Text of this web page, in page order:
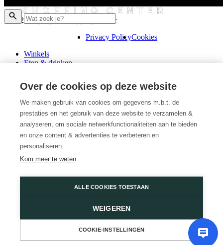
© 2026 Wijnegem Shopping Center
Privacy PolicyCookies
Winkels
Eten & drinken
Schenk een cadeaubon
Over ons
Wini’s
Plattegrond
Diensten
Promoties
Huur een winkel
Veelgestelde vragen
Wijnegem Shopping Center
Contacteer ons
Over de cookies op deze website
We maken gebruik van cookies om gegevens m.b.t. de
prestaties en het gebruik van deze website te verzamelen &
analyseren, om sociale netwerkfunctionaliteiten aan te bieden
en onze content & advertenties te verbeteren en
personaliseren.
Kom meer te weten
ALLE COOKIES TOESTAAN
WEIGEREN
COOKIE-INSTELLINGEN